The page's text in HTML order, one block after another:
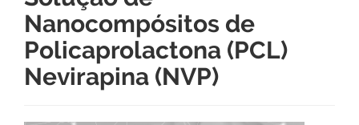
Nanocompósitos de
Policaprolactona (PCL)
Nevirapina (NVP)